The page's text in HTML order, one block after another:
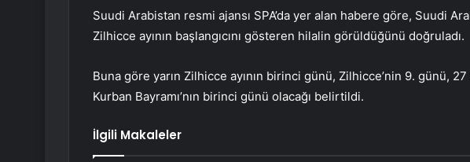
Suudi Arabistan resmi ajansı SPA’da yer alan habere göre, Suudi
Zilhicce ayının başlangıcını gösteren hilalin görüldüğünü doğruladı.
Buna göre yarın Zilhicce ayının birinci günü, Zilhicce’nin 9. günü,
Kurban Bayramı’nın birinci günü olacağı belirtildi.
İlgili Makaleler